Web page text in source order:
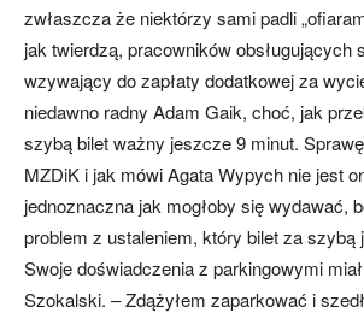
zwłaszcza że niektórzy sami padli
jak twierdzą, pracowników obsługujących
wzywający do zapłaty dodatkowej za
niedawno radny Adam Gaik, choć, jak
szybą bilet ważny jeszcze 9 minut.
MZDiK i jak mówi Agata Wypych nie jest
jednoznaczna jak mogłoby się wydawać,
problem z ustaleniem, który bilet za szybą
Swoje doświadczenia z parkingowymi
Szokalski. – Zdążyłem zaparkować i